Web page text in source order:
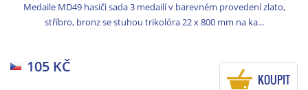
Medaile MD49 hasiči sada 3 medailí v barevném provedení zlato,
stříbro, bronz se stuhou trikolóra 22 x 800 mm na ka...
105 KČ
KOUPIT